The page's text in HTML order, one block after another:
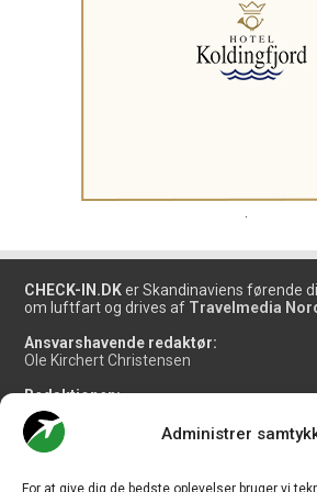
Administrer
For at give dig de bedste oplevelser bruger vi
CHECK-IN.DK er Skandinaviens førende
om luftfart og drives af Travelmedia
Ansvarshavende redaktør:
Ole Kirchert Christensen
Redaktionen:
Christian Granhøj Skouboe
Henrik Baumgarten
Danny Longhi Andreasen